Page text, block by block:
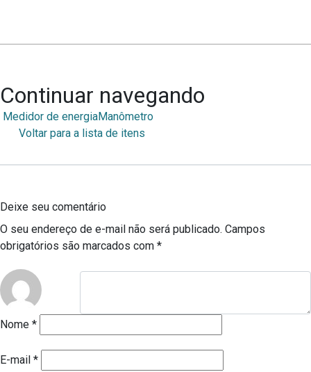
Continuar navegando
Medidor de energiaManômetro
Voltar para a lista de itens
Deixe seu comentário
O seu endereço de e-mail não será publicado. Campos
obrigatórios são marcados com *
Nome *
E-mail *